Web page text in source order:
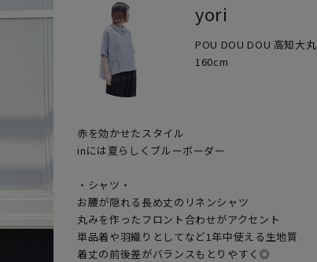
yori
POU DOU DOU 高知大丸
160cm
赤を効かせたスタイル
inには夏らしくブルーボーダー
・シャツ・
お腰が隠れる長め丈のリネンシャツ
丸みを作ったフロント合わせがアクセント
単品着や羽織りとしてなど1年中使える生地質
着丈の前後差がバランスもとりやすく◎